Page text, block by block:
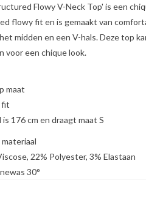
Flowy V-Neck Top' is een
flowy fit en is gemaakt van
midden en een V-hals. Deze top
voor een chique look.
maat
fit
is 176 cm en draagt maat S
22% Polyester, 3% Elastaan
30°